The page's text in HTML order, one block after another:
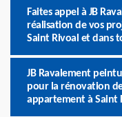
Faites appel à JB
réalisation de vos
Saint Rivoal et dans
JB Ravalement
pour la rénovation
appartement à Saint